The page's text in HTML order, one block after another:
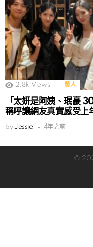
2.8k Views 藝人
「太妍是阿姨、珉豪
稱呼讓網友真實感受上
by Jessie 4年之前
©